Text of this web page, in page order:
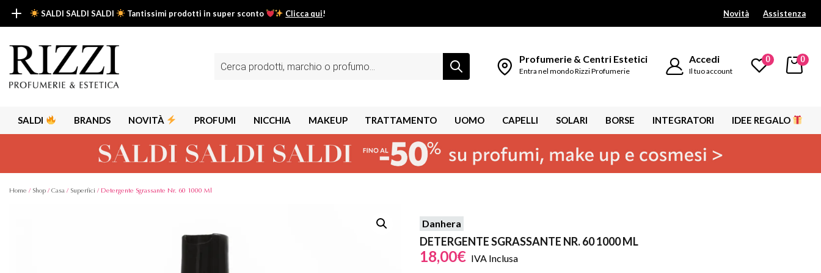
SALDI SALDI SALDI Tantissimi prodotti in super sconto Clicca qui!
SALDI SALDI SALDI
Fino al -50% su tantissimi prodotti beauty nella sezione saldi: il tuo glow estivo inizia da qui.
Scopri tutti i prodotti in super saldo!
Novità Assistenza
prodotti
Profumerie & Centri Estetici
Entra nel mondo Rizzi Profumerie
Accedi
Il tuo account
0 0
SALDI BRANDS NOVITÀ PROFUMI NICCHIA MAKEUP TRATTAMENTO UOMO CAPELLI SOLARI BORSE INTEGRATORI IDEE REGALO
Home / Shop / Casa / Superfici / Detergente Sgrassante Nr. 60 1000 Ml
Danhera
DETERGENTE SGRASSANTE NR. 60 1000 ML
18,00€ IVA Inclusa